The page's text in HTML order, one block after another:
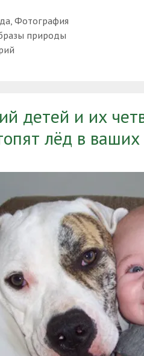
Фотография
природы
детей и их
лёд в